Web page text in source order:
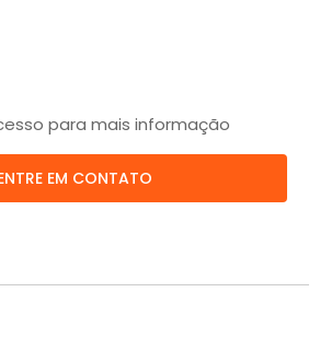
para mais informação
EM CONTATO